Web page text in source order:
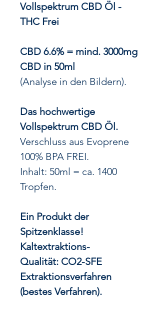
Vollspektrum CBD Öl -
THC Frei
CBD 6.6% = mind. 3000mg
CBD in 50ml
(Analyse in den Bildern).
Das hochwertige
Vollspektrum CBD Öl.
Verschluss aus Evoprene
100% BPA FREI.
Inhalt: 50ml = ca. 1400
Tropfen.
Ein Produkt der
Spitzenklasse!
Kaltextraktions-
Qualität: CO2-SFE
Extraktionsverfahren
(bestes Verfahren).